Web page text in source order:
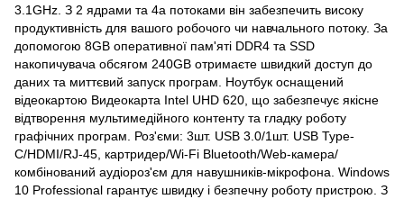
3.1GHz. З 2 ядрами та 4а потоками він забезпечить високу
продуктивність для вашого робочого чи навчального потоку. За
допомогою 8GB оперативної пам'яті DDR4 та SSD
накопичувача обсягом 240GB отримаєте швидкий доступ до
даних та миттєвий запуск програм. Ноутбук оснащений
відеокартою Видеокарта Intel UHD 620, що забезпечує якісне
відтворення мультимедійного контенту та гладку роботу
графічних програм. Роз'єми: 3шт. USB 3.0/1шт. USB Type-
C/HDMI/RJ-45, картридер/Wi-Fi Bluetooth/Web-камера/
комбінований аудіороз'єм для навушників-мікрофона. Windows
10 Professional гарантує швидку і безпечну роботу пристрою. З